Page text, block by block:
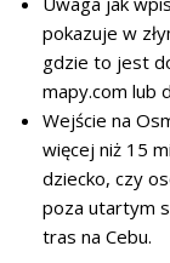
pokazuje w
gdzie to jest
mapy.com lub
Wejście na
więcej niż 15
dziecko, czy
poza utartym
tras na Cebu.